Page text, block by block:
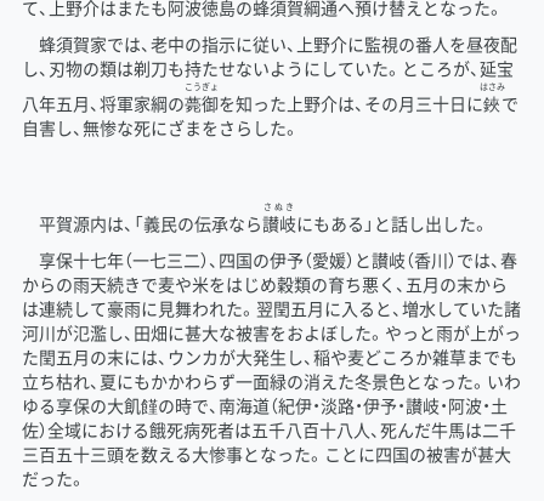
て、上野介はまたも阿波徳島の蜂須賀綱通へ預け替えとなった。
蜂須賀家では、老中の指示に従い、上野介に監視の番人を昼夜配
し、刃物の類は剃刀も持たせないようにしていた。ところが、延宝
八年五月、将軍家綱の薨
こう
御
ぎょ
を知った上野介は、その月三十日に鋏
はさみ
で
自害し、無惨な死にざまをさらした。
平賀源内は、「義民の伝承なら讃岐
さぬき
にもある」と話し出した。
享保十七年（一七三二）、四国の伊予（愛媛）と讃岐（香川）では、春
からの雨天続きで麦や米をはじめ穀類の育ち悪く、五月の末から
は連続して豪雨に見舞われた。翌閏五月に入ると、増水していた諸
河川が氾濫し、田畑に甚大な被害をおよぼした。やっと雨が上がっ
た閏五月の末には、ウンカが大発生し、稲や麦どころか雑草までも
立ち枯れ、夏にもかかわらず一面緑の消えた冬景色となった。いわ
ゆる享保の大飢饉の時で、南海道（紀伊・淡路・伊予・讃岐・阿波・土
佐）全域における餓死病死者は五千八百十八人、死んだ牛馬は二千
三百五十三頭を数える大惨事となった。ことに四国の被害が甚大
だった。